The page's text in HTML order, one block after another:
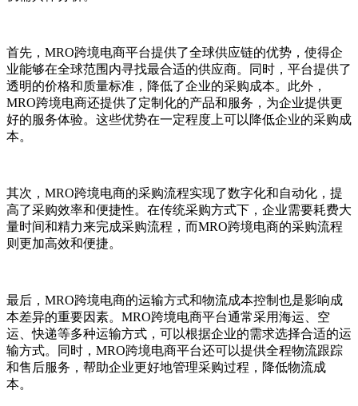
首先，MRO跨境电商平台提供了全球供应链的优势，使得企
业能够在全球范围内寻找最合适的供应商。同时，平台提供了
透明的价格和质量标准，降低了企业的采购成本。此外，
MRO跨境电商还提供了定制化的产品和服务，为企业提供更
好的服务体验。这些优势在一定程度上可以降低企业的采购成
本。
其次，MRO跨境电商的采购流程实现了数字化和自动化，提
高了采购效率和便捷性。在传统采购方式下，企业需要耗费大
量时间和精力来完成采购流程，而MRO跨境电商的采购流程
则更加高效和便捷。
最后，MRO跨境电商的运输方式和物流成本控制也是影响成
本差异的重要因素。MRO跨境电商平台通常采用海运、空
运、快递等多种运输方式，可以根据企业的需求选择合适的运
输方式。同时，MRO跨境电商平台还可以提供全程物流跟踪
和售后服务，帮助企业更好地管理采购过程，降低物流成
本。